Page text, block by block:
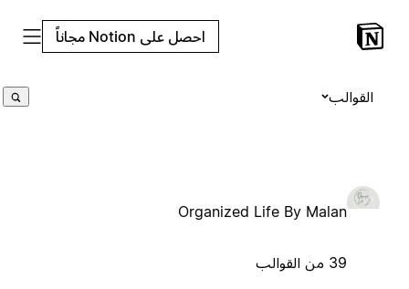
احصل على Notion مجاناً
القوالب
Organized Life By Malan